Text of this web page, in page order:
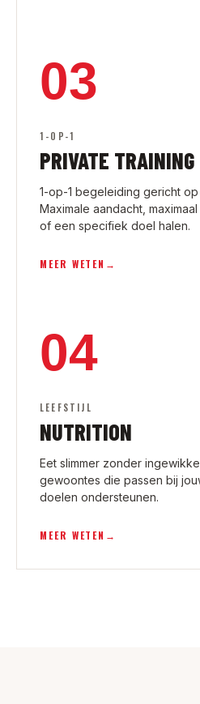
03
1-OP-1
PRIVATE TRAINING
1-op-1 begeleiding gericht
Maximale aandacht,
of een specifiek doel halen.
MEER WETEN →
04
LEEFSTIJL
NUTRITION
Eet slimmer zonder
gewoontes die passen bij
doelen ondersteunen.
MEER WETEN →